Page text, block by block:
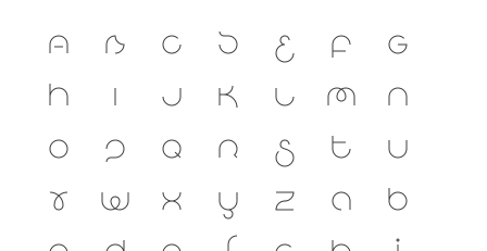
A B C D E F G
H I J K L M N
O P Q R S T U
V W X Y Z a b